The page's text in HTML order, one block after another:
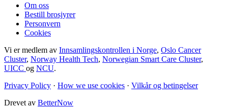
Om oss
Bestill brosjyrer
Personvern
Cookies
Vi er medlem av Innsamlingskontrollen i Norge, Oslo Cancer
Cluster, Norway Health Tech, Norwegian Smart Care Cluster,
UICC og NCU.
Privacy Policy · How we use cookies · Vilkår og betingelser
Drevet av BetterNow